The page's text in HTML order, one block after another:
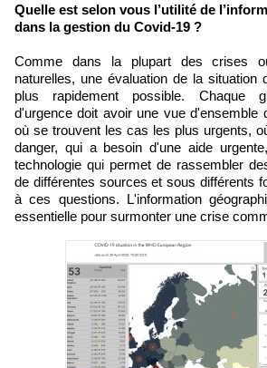
Quelle est selon vous l’utilité de
dans la gestion du Covid-19 ?
Comme dans la plupart des crises
naturelles, une évaluation de la situation
plus rapidement possible. Chaque
d'urgence doit avoir une vue d'ensemble
où se trouvent les cas les plus urgents,
danger, qui a besoin d'une aide
technologie qui permet de rassembler
de différentes sources et sous différents
à ces questions. L'information
essentielle pour surmonter une crise